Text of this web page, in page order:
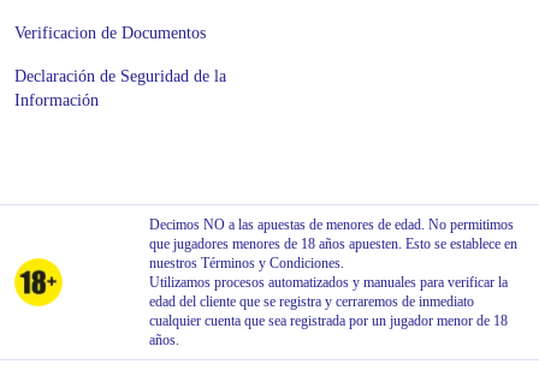
Verificacion de Documentos
Declaración de Seguridad de la
Información
Decimos NO a las apuestas de menores de edad. No permitimos
que jugadores menores de 18 años apuesten. Esto se establece en
nuestros Términos y Condiciones.
Utilizamos procesos automatizados y manuales para verificar la
edad del cliente que se registra y cerraremos de inmediato
cualquier cuenta que sea registrada por un jugador menor de 18
años.